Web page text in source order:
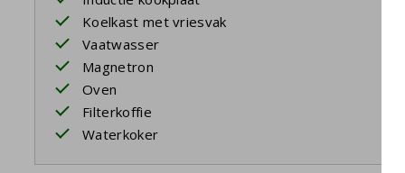
Koelkast met vriesvak
Vaatwasser
Magnetron
Oven
Filterkoffie
Waterkoker